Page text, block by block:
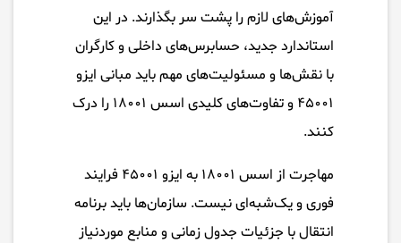
آموزش‌های لازم را پشت سر بگذارند. در این
استاندارد جدید، حسابرس‌های داخلی و کارگران
با نقش‌ها و مسئولیت‌های مهم باید مبانی ایزو
۴۵۰۰۱ و تفاوت‌های کلیدی اسس ۱۸۰۰۱ را درک
کنند.
مهاجرت از اسس ۱۸۰۰۱ به ایزو ۴۵۰۰۱ فرایند
فوری و یک‌شبه‌ای نیست. سازمان‌ها باید برنامه
انتقال با جزئیات جدول زمانی و منابع موردنیاز